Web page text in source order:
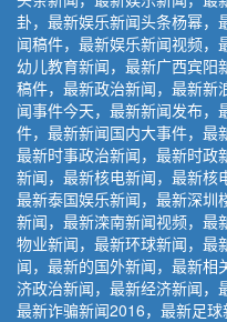
卦，最新娱乐新闻头条杨幂，
闻稿件，最新娱乐新闻视频
幼儿教育新闻，最新广西宾阳
稿件，最新政治新闻，最新新
闻事件今天，最新新闻发布
件，最新新闻国内大事件，最
最新时事政治新闻，最新时政
新闻，最新核电新闻，最新核
最新泰国娱乐新闻，最新深圳
新闻，最新滦南新闻视频，最
物业新闻，最新环球新闻，最
闻，最新的国外新闻，最新
济政治新闻，最新经济新闻，
最新诈骗新闻2016，最新足